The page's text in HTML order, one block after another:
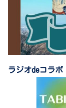
ラジオdeコラボ